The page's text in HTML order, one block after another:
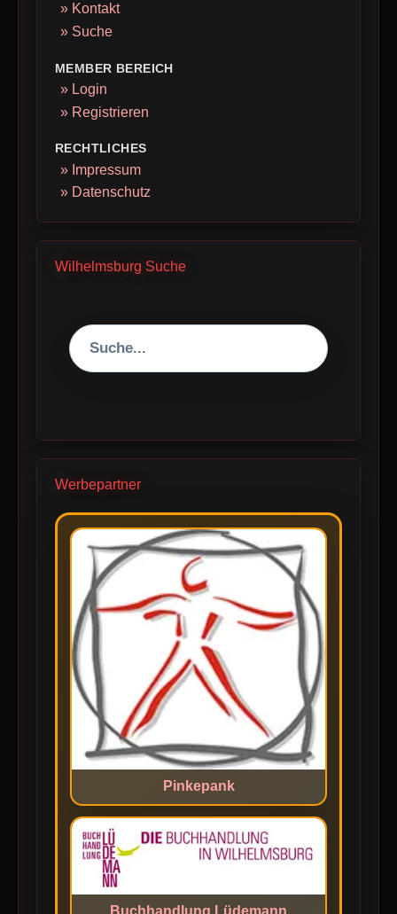
» Kontakt
» Suche
MEMBER BEREICH
» Login
» Registrieren
RECHTLICHES
» Impressum
» Datenschutz
Wilhelmsburg Suche
Werbepartner
Pinkepank
Buchhandlung Lüdemann